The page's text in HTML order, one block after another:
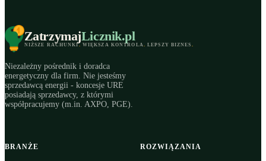
ZatrzymajLicznik.pl
NIŻSZE RACHUNKI. WIĘKSZA KONTROLA. LEPSZY BIZNES .
Niezależny pośrednik i doradca
energetyczny dla firm. Nie jesteśmy
sprzedawcą energii - koncesje URE
posiadają sprzedawcy, z którymi
współpracujemy (m.in. AXPO, PGE).
BRANŻE ROZWIĄZANIA